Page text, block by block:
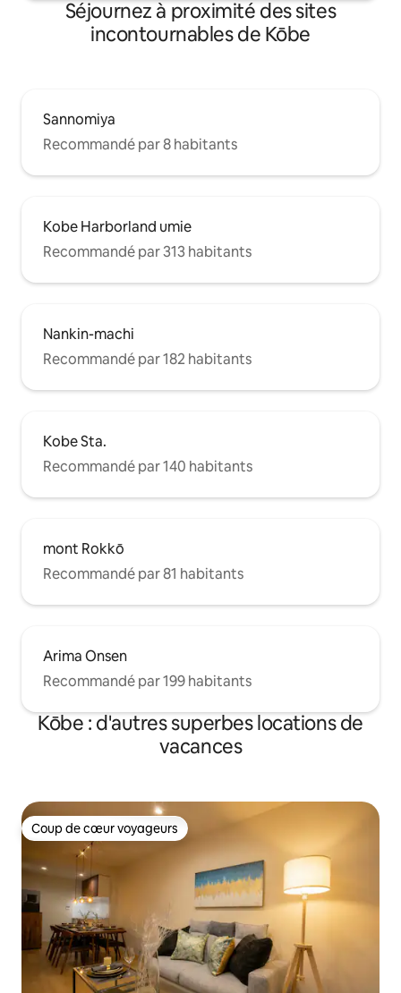
spéciale à Kobe
Séjournez à proximité des sites
incontournables de Kōbe
Sannomiya
Recommandé par 8 habitants
Kobe Harborland umie
Recommandé par 313 habitants
Nankin-machi
Recommandé par 182 habitants
Kobe Sta.
Recommandé par 140 habitants
mont Rokkō
Recommandé par 81 habitants
Arima Onsen
Recommandé par 199 habitants
Kōbe : d'autres superbes locations de
vacances
Coup de cœur voyageurs
Coup de cœur voyageurs